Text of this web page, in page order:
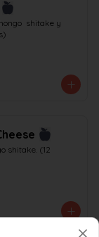
shitake y
shitake. (12